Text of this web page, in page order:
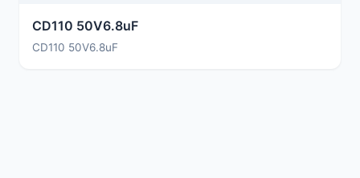
CD110 50V6.8uF
CD110 50V6.8uF